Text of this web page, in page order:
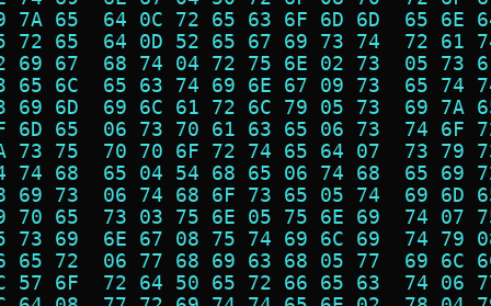
7A 65  64 0C 72 65 63 6F 6D 6D  65
72 65  64 0D 52 65 67 69 73 74  72
69 67  68 74 04 72 75 6E 02 73  05
65 6C  65 63 74 69 6E 67 09 73  65
69 6D  69 6C 61 72 6C 79 05 73  69
6D 65  06 73 70 61 63 65 06 73  74
73 75  70 70 6F 72 74 65 64 07  73
74 68  65 04 54 68 65 06 74 68  65
69 73  06 74 68 6F 73 65 05 74  69
70 65  73 03 75 6E 05 75 6E 69  74
73 69  6E 67 08 75 74 69 6C 69  74
65 72  06 77 68 69 63 68 05 77  69
57 6F  72 64 50 65 72 66 65 63  74